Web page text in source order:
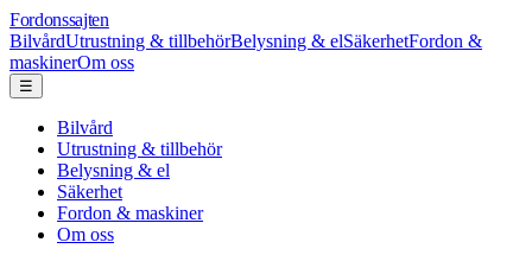
Fordonssajten
BilvårdUtrustning & tillbehörBelysning & elSäkerhetFordon &
maskinerOm oss
☰
Bilvård
Utrustning & tillbehör
Belysning & el
Säkerhet
Fordon & maskiner
Om oss